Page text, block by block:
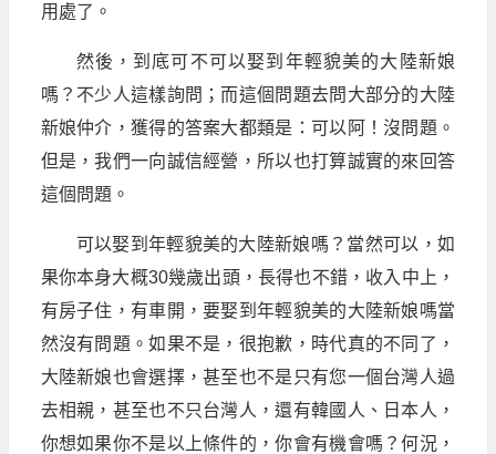
用處了。
然後，到底可不可以娶到年輕貌美的大陸新娘
嗎？不少人這樣詢問；而這個問題去問大部分的大陸
新娘仲介，獲得的答案大都類是：可以阿！沒問題。
但是，我們一向誠信經營，所以也打算誠實的來回答
這個問題。
可以娶到年輕貌美的大陸新娘嗎？當然可以，如
果你本身大概30幾歲出頭，長得也不錯，收入中上，
有房子住，有車開，要娶到年輕貌美的大陸新娘嗎當
然沒有問題。如果不是，很抱歉，時代真的不同了，
大陸新娘也會選擇，甚至也不是只有您一個台灣人過
去相親，甚至也不只台灣人，還有韓國人、日本人，
你想如果你不是以上條件的，你會有機會嗎？何況，